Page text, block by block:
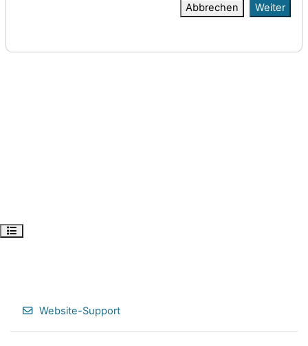
Kursindex öffnen
Abbrechen Weiter
Website-Support